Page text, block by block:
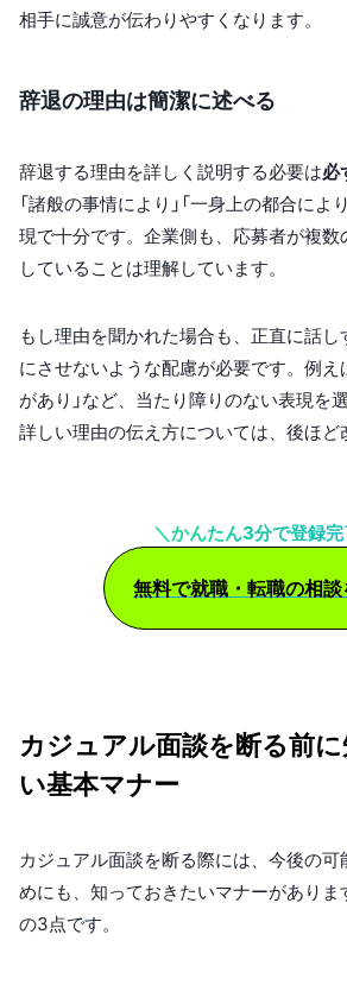
相手に誠意が伝わりやすくなります。
辞退の理由は簡潔に述べる
辞退する理由を詳しく説明する必要は必
「諸般の事情により」「一身上の都合によ
現で十分です。企業側も、応募者が複
していることは理解しています。
もし理由を聞かれた場合も、正直に話
にさせないような配慮が必要です。例え
があり」など、当たり障りのない表現を
詳しい理由の伝え方については、後ほど
＼かんたん3分で登録完
無料で就職・転職の相談
カジュアル面談を断る前
い基本マナー
カジュアル面談を断る際には、今後の可
めにも、知っておきたいマナーがあり
の3点です。